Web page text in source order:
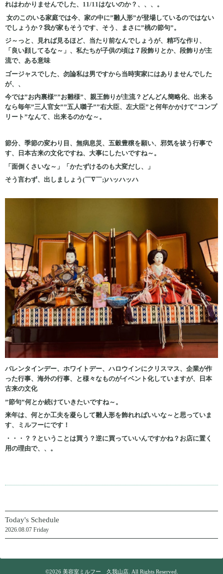
れはわかりませんでした、11/11はないのか？、、、。
女のこのいる家庭では今、家の中に”雛人形”が登場しているのではない
でしょうか？我が家もそうです、そう、まさに”桃の節句”。
ジ～っと、見れば見るほど、当たり前なんでしょうが、精巧な作り、
「良い顔してるな～」、私たちが子供の頃は７段飾りとか、段飾りが主
流で、ある意味
ゴージャスでした、勿論私は男ですから当時実家にはありませんでした
が、、
今では”お内裏様””お雛様”、親王飾りが主流？どんどん簡略化、出来る
なら毎年”三人官女””五人囃子””右大臣、左大臣”と何年かかけて”コンプ
リート”なんて、出来るのかな～。
節分、季節の変わり目、無病息災、五穀豊穣を願い、邪気を祓う行事で
す、日本古来の文化ですね、大事にしたいですね～。
「面倒くさいな～」「かたずけるのも大変だし、」
そう言わず、出しましょう(￣∇￣;)ハッハッハ
バレンタインデー、ホワイトデー、ハロウインにクリスマス、企業が作
った行事、海外の行事、と様々なものがイベント化していますが、日本
古来の文化
”節句”何とか続けていきたいですね～。
来年は、何とか工夫を凝らして雛人形を飾れればいいな～と思っていま
す、ミルフーにです！
・・・？？ということは買う？逆に買っていいんですかね？お店に置く
用の理由で、、。
Today's Schedule
2026.08.07 Friday
©2026 美容室ミルフー 久我山店. All Rights Reserved.